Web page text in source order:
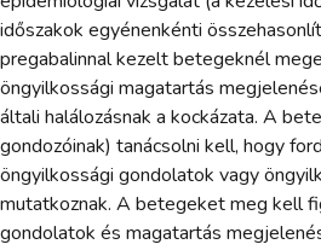
időszakok egyénenkénti
pregabalinnal kezelt betegeknél
öngyilkossági magatartás
általi halálozásnak a kockázata. A
gondozóinak) tanácsolni kell, hogy
öngyilkossági gondolatok vagy
mutatkoznak. A betegeket meg kell
gondolatok és magatartás